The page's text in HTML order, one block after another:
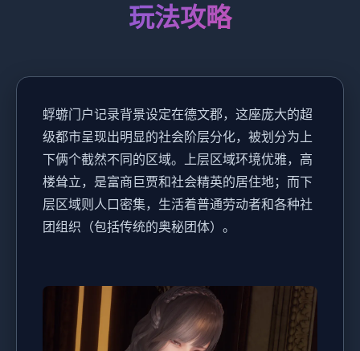
玩法攻略
蜉蝣门户记录背景设定在德文郡，这座庞大的超
级都市呈现出明显的社会阶层分化，被划分为上
下俩个截然不同的区域。上层区域环境优雅，高
楼耸立，是富商巨贾和社会精英的居住地；而下
层区域则人口密集，生活着普通劳动者和各种社
团组织（包括传统的奥秘团体）。